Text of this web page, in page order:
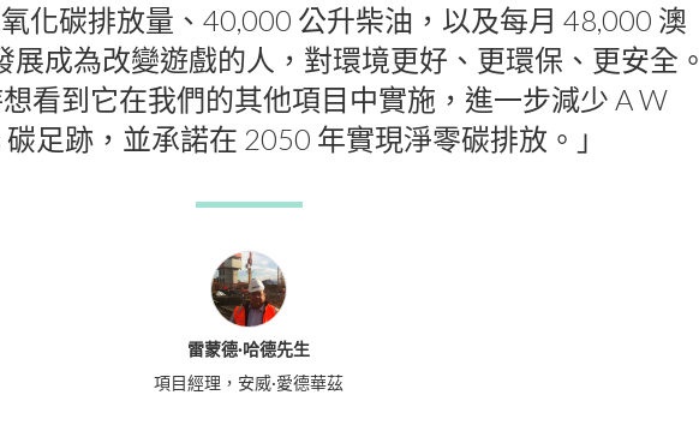
化碳排放量、40,000 公升柴油，以及每月 48,000 澳
展成為改變遊戲的人，對環境更好、更環保、更安全。
看到它在我們的其他項目中實施，進一步減少 A W
碳足跡，並承諾在 2050 年實現淨零碳排放。」
雷蒙德·哈德先生
項目經理，安威·愛德華茲